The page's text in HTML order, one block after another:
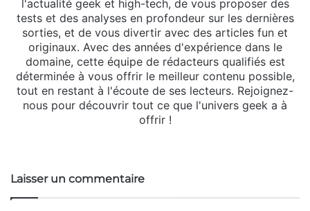
l'actualité geek et high-tech, de vous proposer des
tests et des analyses en profondeur sur les dernières
sorties, et de vous divertir avec des articles fun et
originaux. Avec des années d'expérience dans le
domaine, cette équipe de rédacteurs qualifiés est
déterminée à vous offrir le meilleur contenu possible,
tout en restant à l'écoute de ses lecteurs. Rejoignez-
nous pour découvrir tout ce que l'univers geek a à
offrir !
Laisser un commentaire